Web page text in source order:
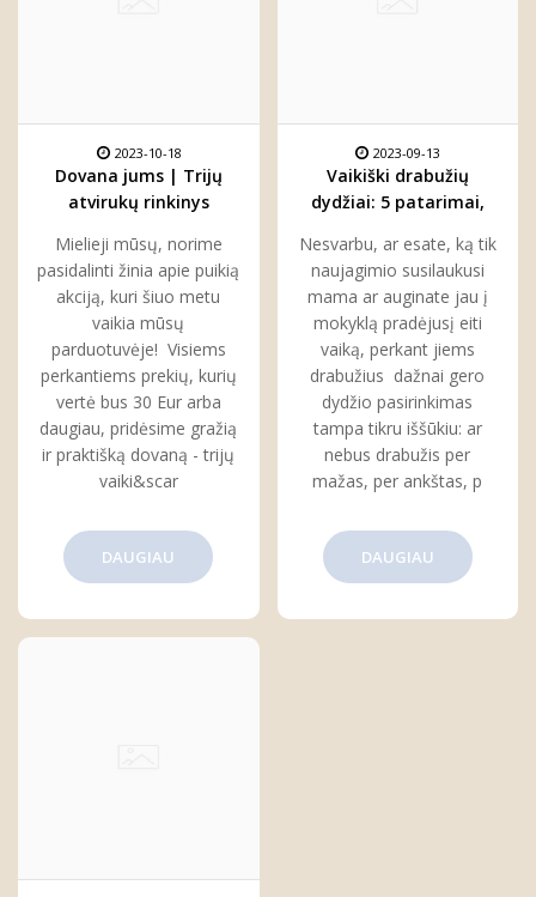
2023-10-18
Dovana jums | Trijų
atvirukų rinkinys
Mielieji mūsų, norime
pasidalinti žinia apie puikią
akciją, kuri šiuo metu
vaikia mūsų
parduotuvėje! Visiems
perkantiems prekių, kurių
vertė bus 30 Eur arba
daugiau, pridėsime gražią
ir praktišką dovaną - trijų
vaiki&scar
DAUGIAU
2023-09-13
Vaikiški drabužių
dydžiai: 5 patarimai,
pasirinkti
Nesvarbu, ar esate, ką tik
naujagimio susilaukusi
mama ar auginate jau į
mokyklą pradėjusį eiti
vaiką, perkant jiems
drabužius dažnai gero
dydžio pasirinkimas
tampa tikru iššūkiu: ar
nebus drabužis per
mažas, per ankštas, p
DAUGIAU